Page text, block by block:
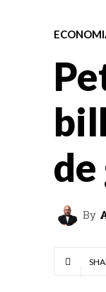
de
By